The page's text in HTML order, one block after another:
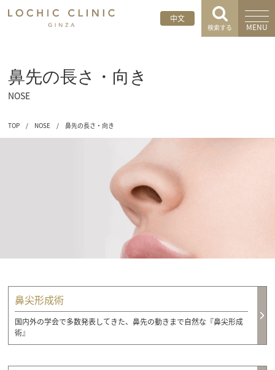
中文
検索する MENU
鼻先の長さ・向き
NOSE
TOP / NOSE / 鼻先の長さ・向き
鼻尖形成術
国内外の学会で多数発表してきた、鼻先の動きまで自然な『鼻尖形成
術』